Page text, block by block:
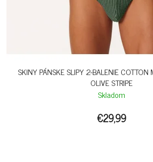
SKINY PÁNSKE SLIPY 2-BALENIE COTTON
OLIVE STRIPE
Skladom
€29,99